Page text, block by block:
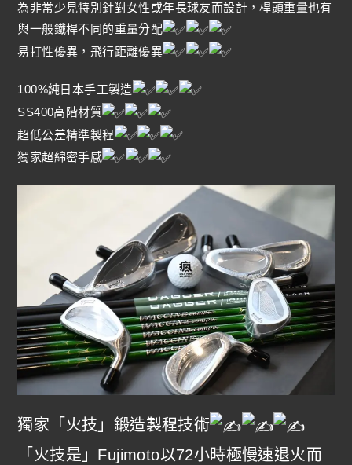
為非常少見特別針對女性或年長球友而設計，桿頭重量也有
與一般鐵桿不同的重量分配
易打性優異，飛行距離優異
100%純日本手工製造
SS400高階材質
超低公差精準製程
獨家超綿密手感
獨家「火技」鍛造製程技術
「火技是」Fujimoto以72小時極慢速退火而